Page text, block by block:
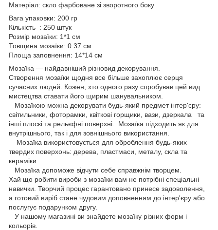
Матеріал: скло фарбоване зі зворотного боку
Вага упаковки: 200 гр
Кількість : 250 штук
Розмір мозаїки: 1*1 см
Товщина мозаїки: 0.37 см
Площа заповнення: 14*14 см
Мозаїка — найдавніший різновид декорування.
Створення мозаїки щодня все більше захоплює серця
сучасних людей. Кожен, хто одного разу спробував цей вид
мистецтва ставати його щирим шанувальником.
Мозаїкою можна декорувати будь-який предмет інтер'єру:
світильники, фоторамки, квіткові горщики, вази, дзеркала та
інші плоскі та рельєфні поверхні. Мозаїка підходить як для
внутрішнього, так і для зовнішнього використання.
Мозаїка використовується для оброблення будь-яких
твердих поверхонь: дерева, пластмаси, металу, скла та
кераміки
Мозаїка допоможе відчути себе справжнім творцем.
Хай що робити вироби з мозаїки вам не потрібні спеціальні
навички. Творчий процес гарантовано принесе задоволення,
а готовий виріб стане чудовим доповненням до інтер'єру або
послугує подарунком другу.
У нашому магазині ви знайдете мозаїку різних форм і
кольорів.